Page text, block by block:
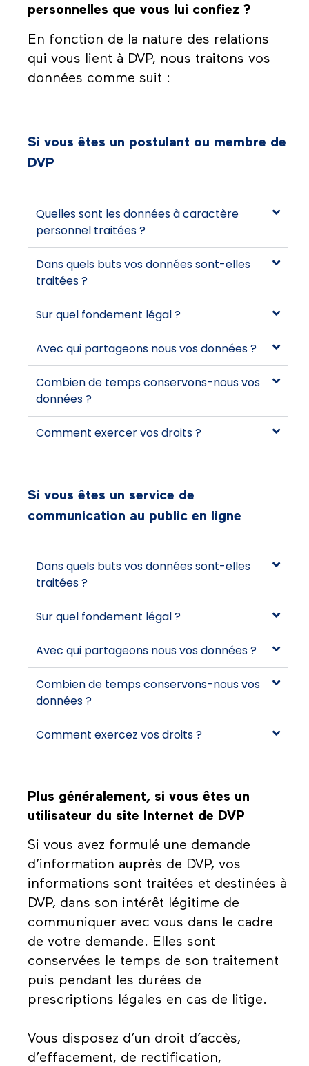
personnelles que vous lui confiez ?
En fonction de la nature des relations
qui vous lient à DVP, nous traitons vos
données comme suit :
Si vous êtes un postulant ou membre de
DVP
Quelles sont les données à caractère
personnel traitées ?
Dans quels buts vos données sont-elles
traitées ?
Sur quel fondement légal ?
Avec qui partageons nous vos données ?
Combien de temps conservons-nous vos
données ?
Comment exercer vos droits ?
Si vous êtes un service de
communication au public en ligne
Dans quels buts vos données sont-elles
traitées ?
Sur quel fondement légal ?
Avec qui partageons nous vos données ?
Combien de temps conservons-nous vos
données ?
Comment exercez vos droits ?
Plus généralement, si vous êtes un
utilisateur du site Internet de DVP
Si vous avez formulé une demande
d’information auprès de DVP, vos
informations sont traitées et destinées à
DVP, dans son intérêt légitime de
communiquer avec vous dans le cadre
de votre demande. Elles sont
conservées le temps de son traitement
puis pendant les durées de
prescriptions légales en cas de litige.
Vous disposez d’un droit d’accès,
d’effacement, de rectification,